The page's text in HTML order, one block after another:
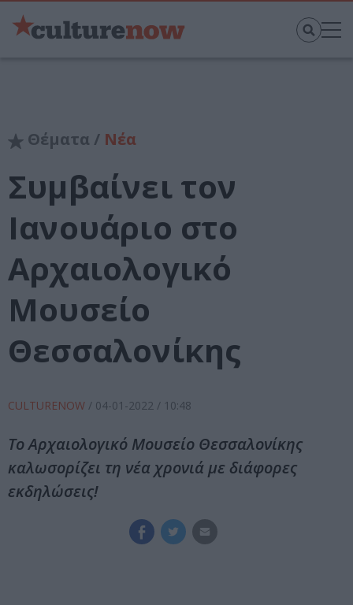
Θέματα / Νέα
Συμβαίνει τον
Ιανουάριο στο
Αρχαιολογικό
Μουσείο
Θεσσαλονίκης
CULTURENOW / 04-01-2022 / 10:48
Το Αρχαιολογικό Μουσείο Θεσσαλονίκης
καλωσορίζει τη νέα χρονιά με διάφορες
εκδηλώσεις!